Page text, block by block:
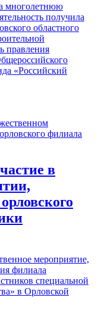
многолетнюю
получила
областного
правления
«Российский
в
мероприятие,
филиала
специальной
в Орловской